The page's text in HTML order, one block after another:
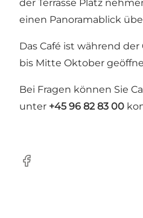
der Terrasse Platz
einen Panoramablick
Das Café ist während
bis Mitte Oktober
Bei Fragen können Sie
unter +45 96 82 83 00
Facebook